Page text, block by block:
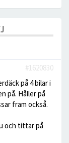
#1620830
på 4 bilar i
på. Håller på
fram också.
och tittar på